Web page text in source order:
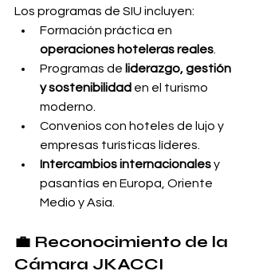
Los programas de SIU incluyen:
Formación práctica en
operaciones hoteleras reales
Programas de liderazgo, gestión
y sostenibilidad en el turismo
moderno.
Convenios con hoteles de lujo y
empresas turísticas líderes.
Intercambios internacionales y
pasantías en Europa, Oriente
Medio y Asia.
💼 Reconocimiento de la
Cámara JKACCI